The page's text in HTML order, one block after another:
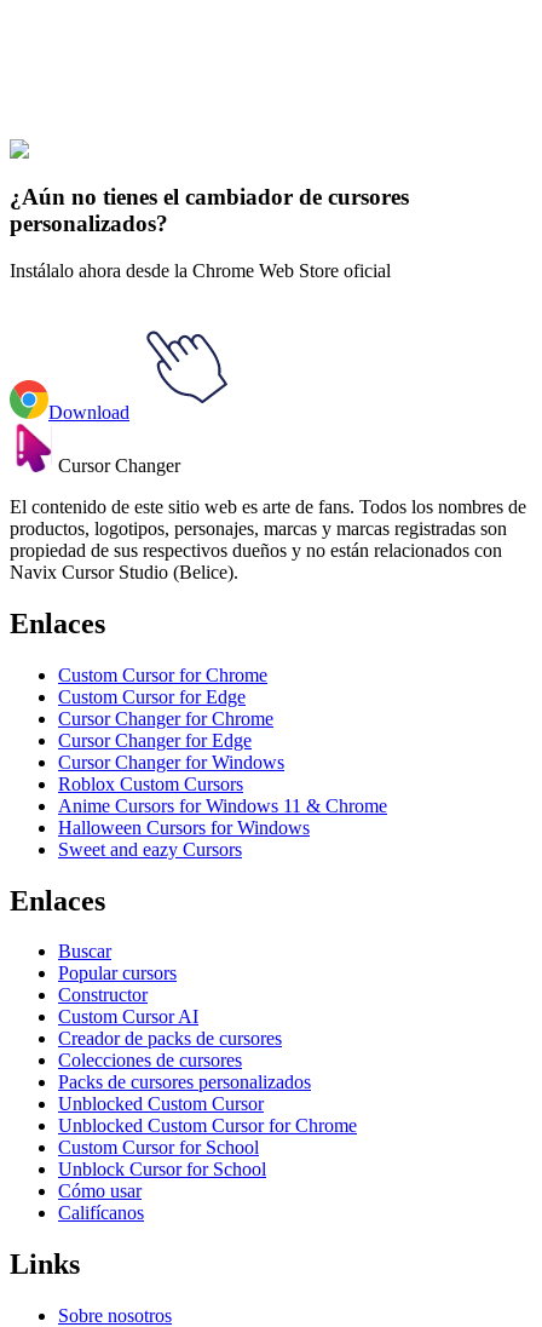
Explore All Collections
¿Aún no tienes el cambiador de cursores
personalizados?
Instálalo ahora desde la Chrome Web Store oficial
Download
Cursor Changer
El contenido de este sitio web es arte de fans. Todos los nombres de
productos, logotipos, personajes, marcas y marcas registradas son
propiedad de sus respectivos dueños y no están relacionados con
Navix Cursor Studio (Belice).
Enlaces
Custom Cursor for Chrome
Custom Cursor for Edge
Cursor Changer for Chrome
Cursor Changer for Edge
Cursor Changer for Windows
Roblox Custom Cursors
Anime Cursors for Windows 11 & Chrome
Halloween Cursors for Windows
Sweet and eazy Cursors
Enlaces
Buscar
Popular cursors
Constructor
Custom Cursor AI
Creador de packs de cursores
Colecciones de cursores
Packs de cursores personalizados
Unblocked Custom Cursor
Unblocked Custom Cursor for Chrome
Custom Cursor for School
Unblock Cursor for School
Cómo usar
Califícanos
Links
Sobre nosotros